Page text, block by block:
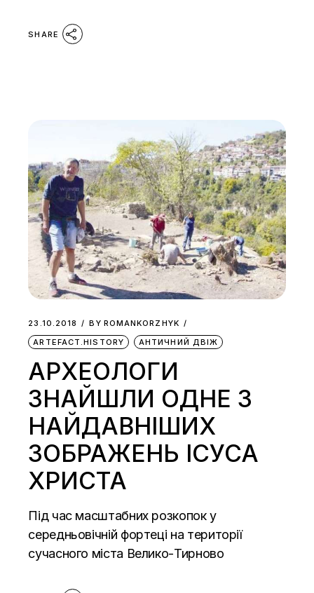
SHARE
23.10.2018 BY ROMANKORZHYK
ARTEFACT.HISTORY
АНТИЧНИЙ ДВІЖ
АРХЕОЛОГИ
ЗНАЙШЛИ ОДНЕ З
НАЙДАВНІШИХ
ЗОБРАЖЕНЬ ІСУСА
ХРИСТА
Під час масштабних розкопок у
середньовічній фортеці на території
сучасного міста Велико-Тирново